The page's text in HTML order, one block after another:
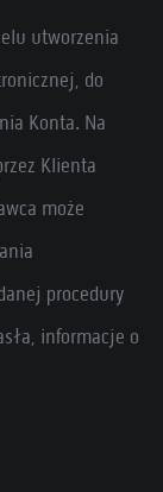
utworzenia
do
Konta. Na
Klienta
może
procedury
informacje o